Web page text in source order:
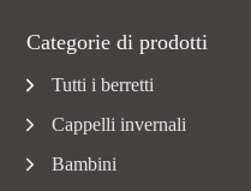
Categorie di prodotti
Tutti i berretti
Cappelli invernali
Bambini